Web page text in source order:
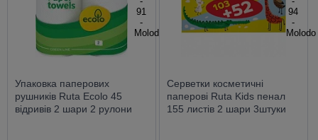
Упаковка паперових
рушників Ruta Ecolo 45
відривів 2 шари 2 рулони
Серветки косметичні
паперові Ruta Kids пенал
155 листів 2 шари 3штуки